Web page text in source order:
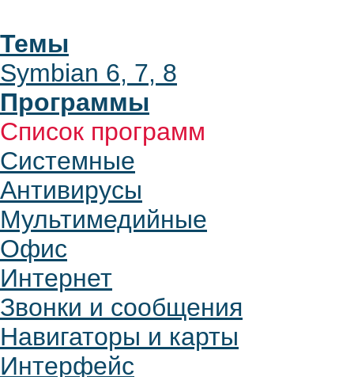
Темы
Symbian 6, 7, 8
Программы
Список программ
Системные
Антивирусы
Мультимедийные
Офис
Интернет
Звонки и сообщения
Навигаторы и карты
Интерфейс